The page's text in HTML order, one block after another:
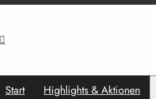
Start Highlights & Aktionen